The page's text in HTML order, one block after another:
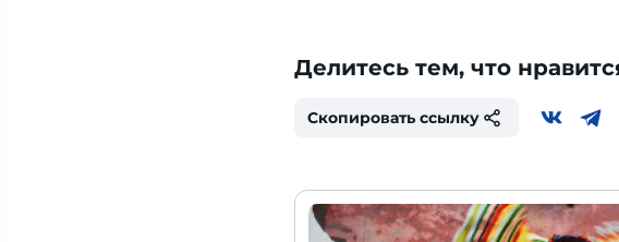
Делитесь тем, что
Скопировать ссылку